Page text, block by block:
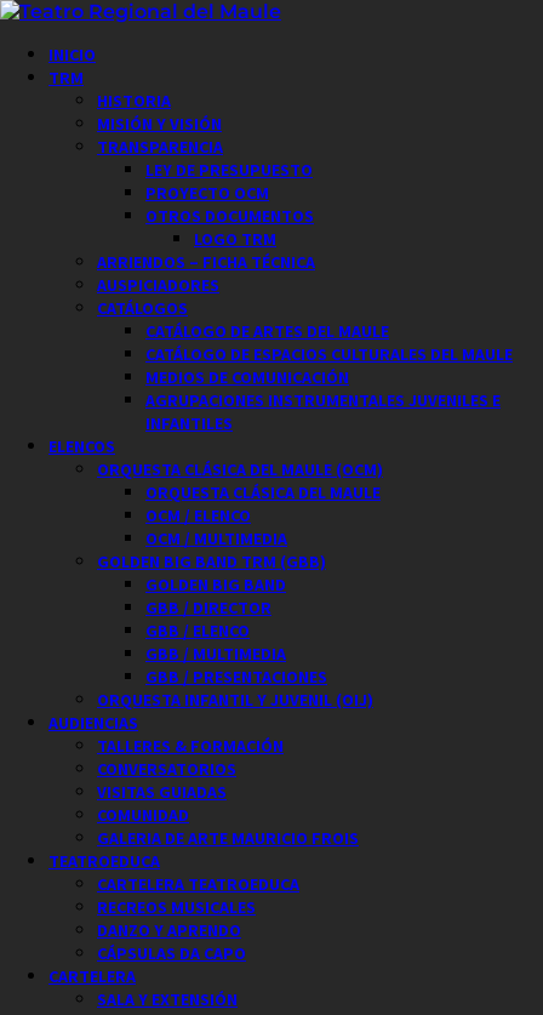
Saltar
contenido
Menú
principal
INICIO
TRM
HISTORIA
MISIÓN Y VISIÓN
TRANSPARENCIA
LEY DE PRESUPUESTO
PROYECTO OCM
OTROS DOCUMENTOS
LOGO TRM
ARRIENDOS – FICHA TÉCNICA
AUSPICIADORES
CATÁLOGOS
CATÁLOGO DE ARTES DEL MAULE
CATÁLOGO DE ESPACIOS CULTURALES DEL MAULE
MEDIOS DE COMUNICACIÓN
AGRUPACIONES INSTRUMENTALES JUVENILES E
INFANTILES
ELENCOS
ORQUESTA CLÁSICA DEL MAULE (OCM)
ORQUESTA CLÁSICA DEL MAULE
OCM / ELENCO
OCM / MULTIMEDIA
GOLDEN BIG BAND TRM (GBB)
GOLDEN BIG BAND
GBB / DIRECTOR
GBB / ELENCO
GBB / MULTIMEDIA
GBB / PRESENTACIONES
ORQUESTA INFANTIL Y JUVENIL (OIJ)
AUDIENCIAS
TALLERES & FORMACIÓN
CONVERSATORIOS
VISITAS GUIADAS
COMUNIDAD
GALERIA DE ARTE MAURICIO FROIS
TEATROEDUCA
CARTELERA TEATROEDUCA
RECREOS MUSICALES
DANZO Y APRENDO
CÁPSULAS DA CAPO
CARTELERA
SALA Y EXTENSIÓN